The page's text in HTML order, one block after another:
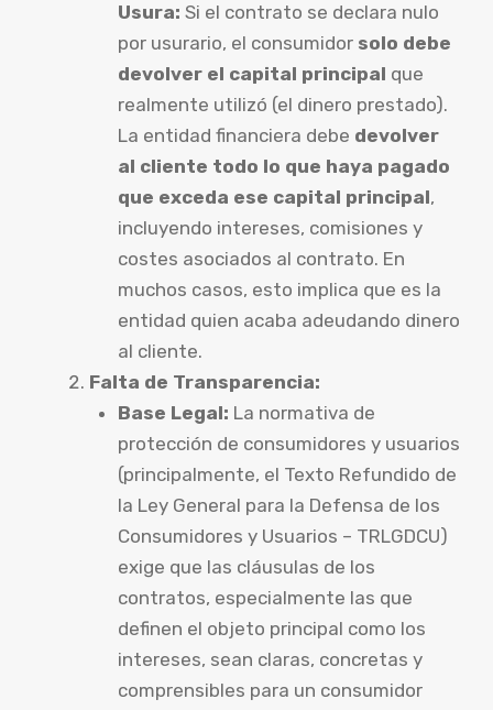
Usura: Si el contrato se declara nulo
por usurario, el consumidor solo debe
devolver el capital principal que
realmente utilizó (el dinero prestado).
La entidad financiera debe devolver
al cliente todo lo que haya pagado
que exceda ese capital principal,
incluyendo intereses, comisiones y
costes asociados al contrato. En
muchos casos, esto implica que es la
entidad quien acaba adeudando dinero
al cliente.
Falta de Transparencia:
Base Legal: La normativa de
protección de consumidores y usuarios
(principalmente, el Texto Refundido de
la Ley General para la Defensa de los
Consumidores y Usuarios – TRLGDCU)
exige que las cláusulas de los
contratos, especialmente las que
definen el objeto principal como los
intereses, sean claras, concretas y
comprensibles para un consumidor